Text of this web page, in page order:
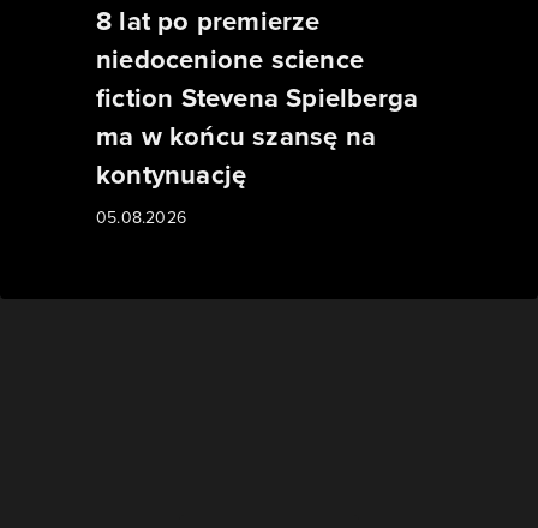
8 lat po premierze
niedocenione science
fiction Stevena Spielberga
ma w końcu szansę na
kontynuację
05.08.2026